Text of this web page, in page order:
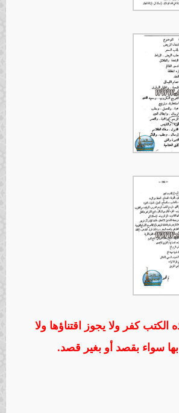
كفر ولا يجوز اقتناؤها ولا
بها سواء بقصد أو بغير قصد.